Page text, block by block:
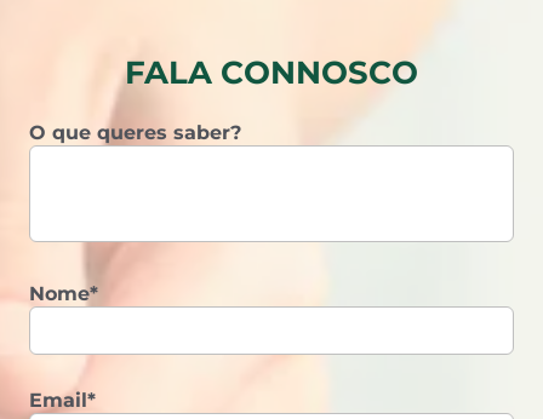
FALA CONNOSCO
O que queres saber?
Nome*
Email*